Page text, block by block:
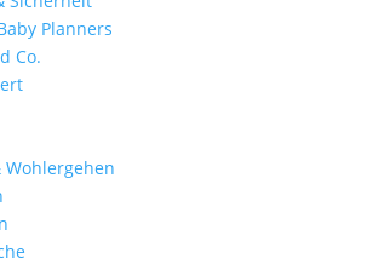
Planners
Co.